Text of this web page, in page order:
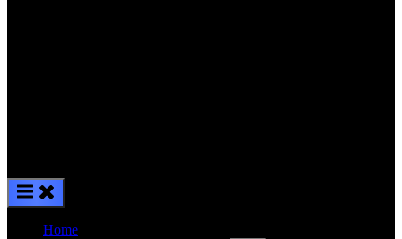
Home